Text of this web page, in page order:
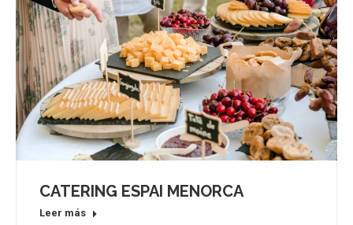
CATERING ESPAI MENORCA
Leer más